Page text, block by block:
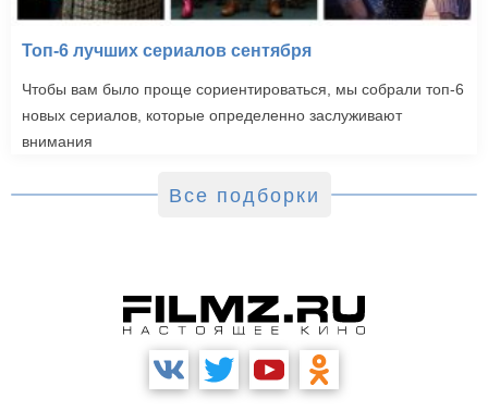
Топ-6 лучших сериалов сентября
Чтобы вам было проще сориентироваться, мы собрали топ-6
новых сериалов, которые определенно заслуживают
внимания
Все подборки